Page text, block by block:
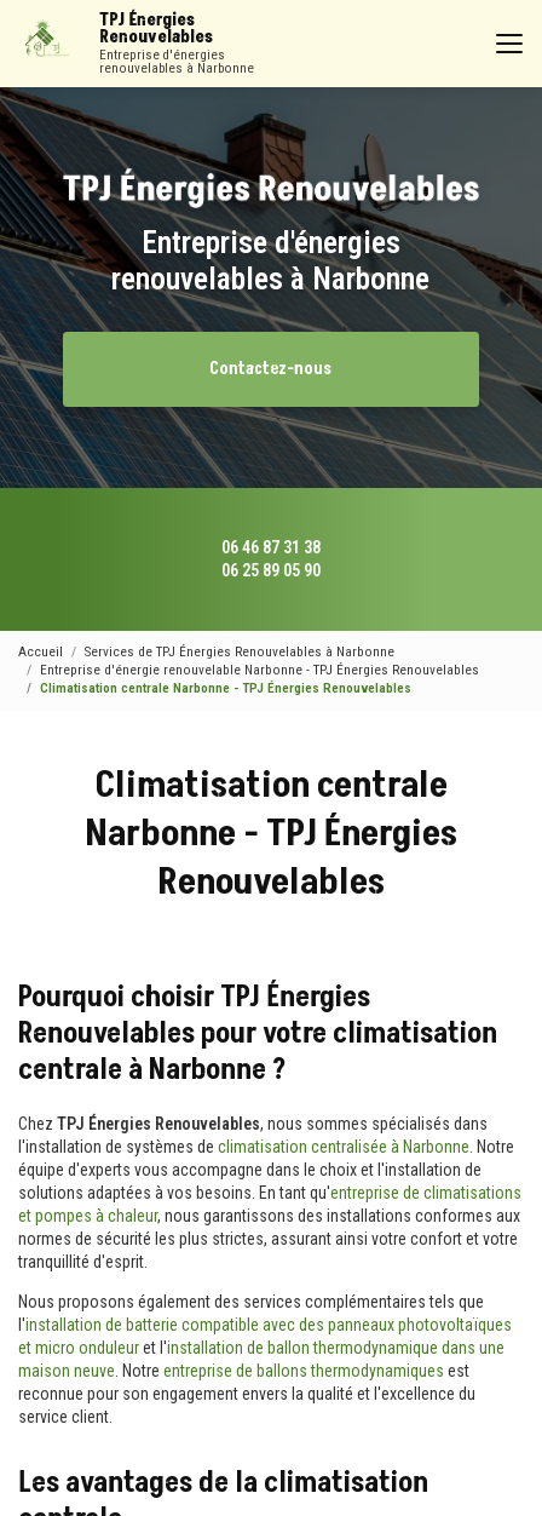
contenu
TPJ Énergies
Renouvelables
Entreprise d'énergies
renouvelables à Narbonne
Entreprise d'énergies
renouvelables à Narbonne
Contactez-nous
06 46 87 31 38
06 25 89 05 90
Accueil
Services de TPJ Énergies Renouvelables à Narbonne
Entreprise d'énergie renouvelable Narbonne - TPJ Énergies Renouvelables
Climatisation centrale Narbonne - TPJ Énergies Renouvelables
Climatisation centrale
Narbonne - TPJ Énergies
Renouvelables
Pourquoi choisir TPJ Énergies
Renouvelables pour votre climatisation
centrale à Narbonne ?
Chez TPJ Énergies Renouvelables, nous sommes spécialisés dans
l'installation de systèmes de climatisation centralisée à Narbonne . Notre
équipe d'experts vous accompagne dans le choix et l'installation de
solutions adaptées à vos besoins. En tant qu'entreprise de climatisations
et pompes à chaleur, nous garantissons des installations conformes aux
normes de sécurité les plus strictes, assurant ainsi votre confort et votre
tranquillité d'esprit.
Nous proposons également des services complémentaires tels que
l'installation de batterie compatible avec des panneaux photovoltaïques
et micro onduleuret l'installation de ballon thermodynamique dans une
maison neuve . Notre entreprise de ballons thermodynamiques est
reconnue pour son engagement envers la qualité et l'excellence du
service client.
Les avantages de la climatisation